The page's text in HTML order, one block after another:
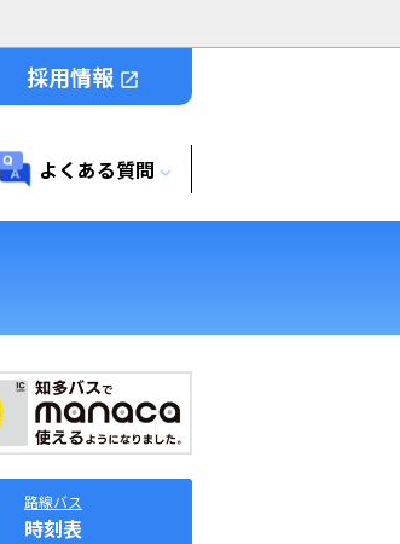
採用情報 open_in_new
よくある質問 expand_more
路線バス
時刻表